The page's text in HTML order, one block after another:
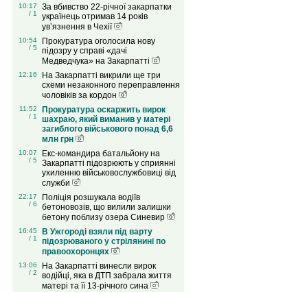
10:17
/ 1
За вбивство 22-річної закарпатки
українець отримав 14 років
ув’язнення в Чехії
10:54
/ 5
Прокуратура оголосила нову
підозру у справі «дачі
Медведчука» на Закарпатті
12:16
На Закарпатті викрили ще три
схеми незаконного переправлення
чоловіків за кордон
11:52
/ 1
Прокуратура оскаржить вирок
шахраю, який виманив у матері
загиблого військового понад 6,6
млн грн
10:07
/ 5
Екс-командира батальйону на
Закарпатті підозрюють у сприянні
ухиленню військовослужбовиці від
служби
22:17
/ 6
Поліція розшукала водіїв
бетоновозів, що вилили залишки
бетону поблизу озера Синевир
16:45
/ 1
В Ужгороді взяли під варту
підозрюваного у стрілянині по
правоохоронцях
13:06
/ 2
На Закарпатті винесли вирок
водійці, яка в ДТП забрала життя
матері та її 13-річного сина